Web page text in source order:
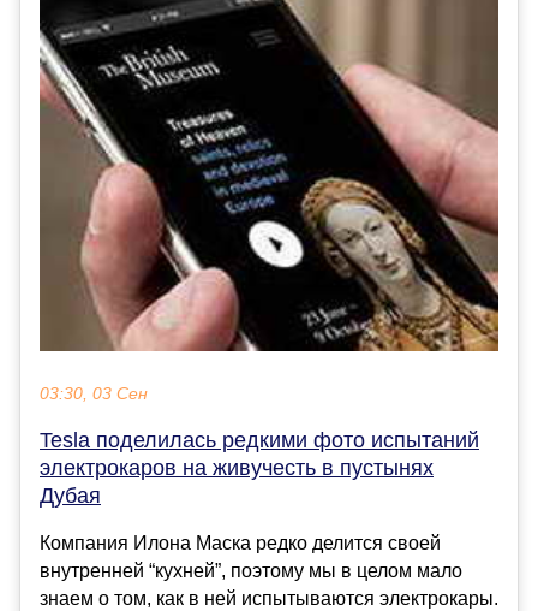
03:30, 03 Сен
Tesla поделилась редкими фото испытаний
электрокаров на живучесть в пустынях
Дубая
Компания Илона Маска редко делится своей
внутренней “кухней”, поэтому мы в целом мало
знаем о том, как в ней испытываются электрокары.